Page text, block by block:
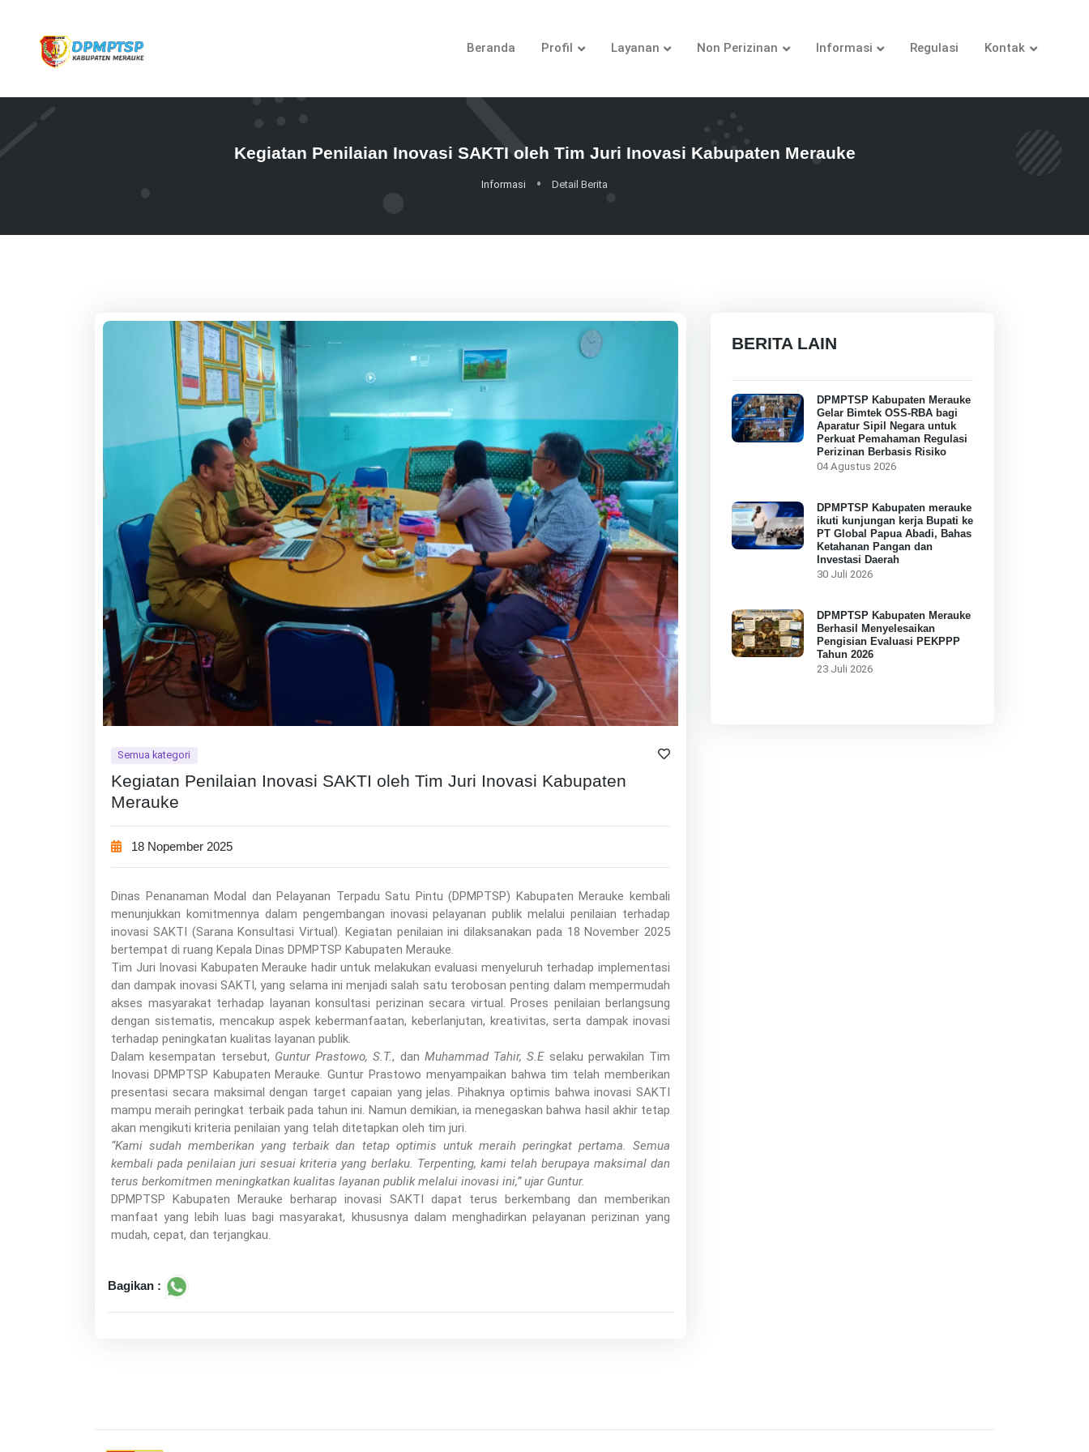
Beranda Profil Layanan Non Perizinan Informasi Regulasi Kontak
Kegiatan Penilaian Inovasi SAKTI oleh Tim Juri Inovasi Kabupaten Merauke
Informasi Detail Berita
Semua kategori
Kegiatan Penilaian Inovasi SAKTI oleh Tim Juri Inovasi Kabupaten
Merauke
18 Nopember 2025
Dinas Penanaman Modal dan Pelayanan Terpadu Satu Pintu (DPMPTSP) Kabupaten Merauke kembali
menunjukkan komitmennya dalam pengembangan inovasi pelayanan publik melalui penilaian terhadap
inovasi SAKTI (Sarana Konsultasi Virtual). Kegiatan penilaian ini dilaksanakan pada 18 November 2025
bertempat di ruang Kepala Dinas DPMPTSP Kabupaten Merauke.
Tim Juri Inovasi Kabupaten Merauke hadir untuk melakukan evaluasi menyeluruh terhadap implementasi
dan dampak inovasi SAKTI, yang selama ini menjadi salah satu terobosan penting dalam mempermudah
akses masyarakat terhadap layanan konsultasi perizinan secara virtual. Proses penilaian berlangsung
dengan sistematis, mencakup aspek kebermanfaatan, keberlanjutan, kreativitas, serta dampak inovasi
terhadap peningkatan kualitas layanan publik.
Dalam kesempatan tersebut, Guntur Prastowo, S.T., dan Muhammad Tahir, S.Eselaku perwakilan Tim
Inovasi DPMPTSP Kabupaten Merauke. Guntur Prastowo menyampaikan bahwa tim telah memberikan
presentasi secara maksimal dengan target capaian yang jelas. Pihaknya optimis bahwa inovasi SAKTI
mampu meraih peringkat terbaik pada tahun ini. Namun demikian, ia menegaskan bahwa hasil akhir tetap
akan mengikuti kriteria penilaian yang telah ditetapkan oleh tim juri.
“Kami sudah memberikan yang terbaik dan tetap optimis untuk meraih peringkat pertama. Semua
kembali pada penilaian juri sesuai kriteria yang berlaku. Terpenting, kami telah berupaya maksimal dan
terus berkomitmen meningkatkan kualitas layanan publik melalui inovasi ini,” ujar Guntur.
DPMPTSP Kabupaten Merauke berharap inovasi SAKTI dapat terus berkembang dan memberikan
manfaat yang lebih luas bagi masyarakat, khususnya dalam menghadirkan pelayanan perizinan yang
mudah, cepat, dan terjangkau.
Bagikan :
BERITA LAIN
DPMPTSP Kabupaten Merauke
Gelar Bimtek OSS-RBA bagi
Aparatur Sipil Negara untuk
Perkuat Pemahaman Regulasi
Perizinan Berbasis Risiko
04 Agustus 2026
DPMPTSP Kabupaten merauke
ikuti kunjungan kerja Bupati ke
PT Global Papua Abadi, Bahas
Ketahanan Pangan dan
Investasi Daerah
30 Juli 2026
DPMPTSP Kabupaten Merauke
Berhasil Menyelesaikan
Pengisian Evaluasi PEKPPP
Tahun 2026
23 Juli 2026